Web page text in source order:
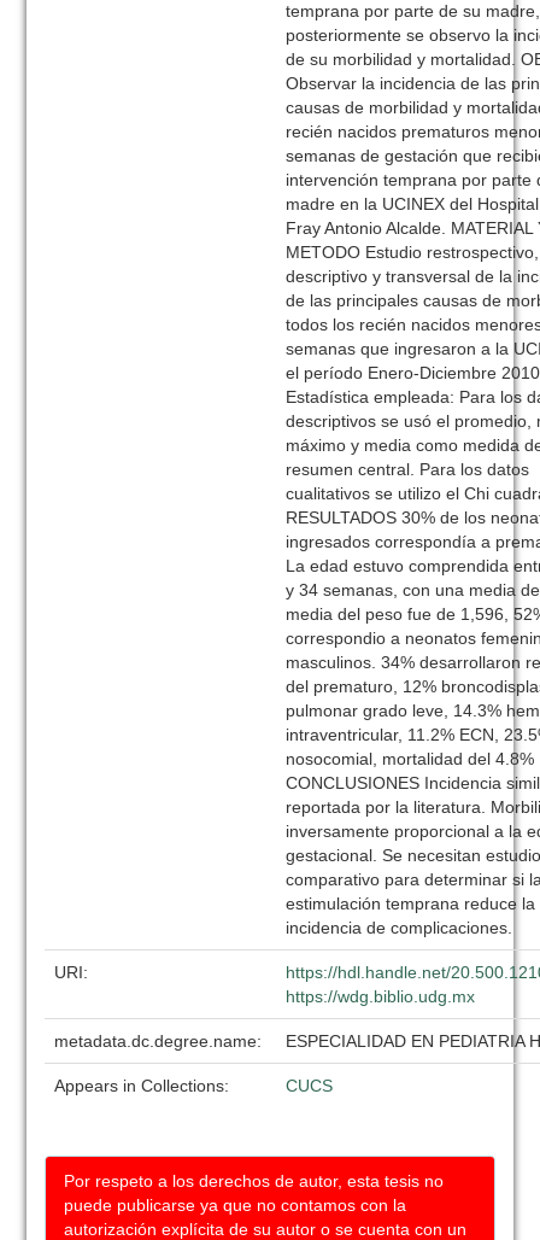
temprana por parte de su
posteriormente se observo la
de su morbilidad y mortalidad.
Observar la incidencia de las
causas de morbilidad y
recién nacidos prematuros
semanas de gestación que
intervención temprana por parte
madre en la UCINEX del
Fray Antonio Alcalde. MATERIAL
METODO Estudio restrospectivo,
descriptivo y transversal de la
de las principales causas de
todos los recién nacidos
semanas que ingresaron a la
el período Enero-Diciembre
Estadística empleada: Para los
descriptivos se usó el promedio,
máximo y media como medida
resumen central. Para los datos
cualitativos se utilizo el Chi
RESULTADOS 30% de los
ingresados correspondía a
La edad estuvo comprendida
y 34 semanas, con una media
media del peso fue de 1,596,
correspondio a neonatos
masculinos. 34% desarrollaron
del prematuro, 12%
pulmonar grado leve, 14.3%
intraventricular, 11.2% ECN,
nosocomial, mortalidad del 4.8%
CONCLUSIONES Incidencia
reportada por la literatura.
inversamente proporcional a la
gestacional. Se necesitan
comparativo para determinar si
estimulación temprana reduce la
incidencia de complicaciones.
URI:
https://hdl.handle.net/
https://wdg.biblio.udg.mx
metadata.dc.degree.name: ESPECIALIDAD EN PEDIATRIA
Appears in Collections: CUCS
Por respeto a los derechos de autor, esta tesis no
puede publicarse ya que no contamos con la
autorización explícita de su autor o se cuenta con un